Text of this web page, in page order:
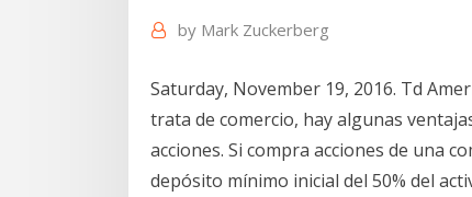
by Mark Zuckerberg
Saturday, November 19, 2016. Td
trata de comercio, hay algunas
acciones. Si compra acciones de una
depósito mínimo inicial del 50% del